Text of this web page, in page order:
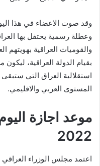
وقد صوت الاعضاء في هذا
وعطلة رسمية يحتفل بها
والقوميات العراقية بهويتهم
بقيام الدولة العراقية، ليكون
استقلالية العراق التي
المستوى العربي والاقليمي.
موعد اجازة
2022
اعتمد مجلس الوزراء